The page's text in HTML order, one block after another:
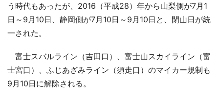
う時代もあったが、2016（平成28）年から山梨側が7月1
日～9月10日、静岡側が7月10日～9月10日と、閉山日が統
一された。
富士スバルライン（吉田口）、富士山スカイライン（富
士宮口）、ふじあざみライン（須走口）のマイカー規制も
9月10日に解除される。